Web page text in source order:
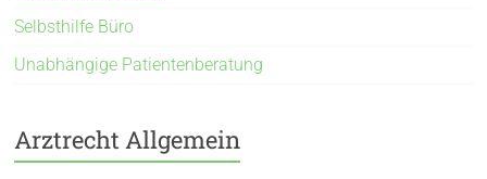
Selbsthilfe Büro
Unabhängige Patientenberatung
Arztrecht Allgemein